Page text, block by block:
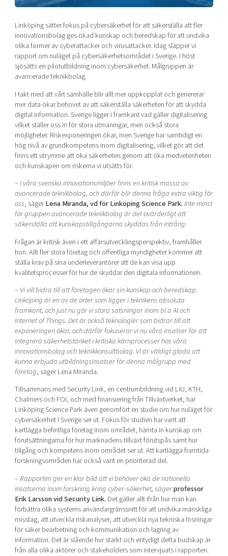
Shaping cities and regions
Bright East
East Sweden Tech Women
Reversed mentorship
Current offers and activities
Talent & skills
Startup & industry collaboration
Offers to boost your business
Funding opportunities
Our community of companies
Projects
Publications
Project toolbox
Our clusters
Reach out to us
Locations
Today's lunch in Mjärdevi
Linköping sätter fokus på cybersäkerhet för att säkerställa att fler
innovationsbolag ges ökad kunskap och beredskap för att undvika
olika former av cyberattacker och virusattacker. Idag släpper vi
rapport om nuläget på cybersäkerhetsområdet i Sverige. I höst
sjösätts en pilotutbildning inom cybersäkerhet. Målgruppen är
avancerade teknikbolag.
I takt med att vårt samhälle blir allt mer uppkopplat och genererar
mer data ökar behovet av att säkerställa säkerheten för att skydda
digital information. Sverige ligger i framkant vad gäller digitalisering
vilket ställer oss in för stora utmaningar, men också stora
möjligheter. Riskexponeringen ökar, men Sverige har samtidigt en
hög nivå av grundkompetens inom digitalisering, vilket gör att det
finns ett utrymme att öka säkerheten genom att öka medvetenheten
och kunskapen om riskerna vi utsätts för.
–I våra svenska innovationsmiljöer finns en kritisk massa av
avancerade teknikbolag, och därför blir denna fråga extra viktig för
oss, sägerLena Miranda, vd för Linköping Science Park.Inte minst
för gruppen avancerade teknikbolag är det ovärderligt att
säkerställa att kunskapstillgångarna skyddas från intrång.
Frågan är kritisk även i ett affärsutvecklingsperspektiv, framhåller
hon. Allt fler stora företag och offentliga myndigheter kommer att
ställa krav på sina underleverantörer att de kan visa upp
kvalitetsprocesser för hur de skyddar den digitala informationen.
–Vi vill bidra till att företagen ökar sin kunskap och beredskap.
Linköping är en av de orter som ligger i teknikens absoluta
framkant, och just nu gör vi stora satsningar inom bl a AI och
Internet of Things. Det är också teknologier som bidrar till att
exponeringen ökar, och därför fokuserar vi nu våra insatser för att
integrera säkerhetstänket i kritiska kärnprocesser hos våra
innovationsbolag och teknikkonsultbolag. Vi är väldigt glada att
kunna erbjuda utbildningsinsatser för denna målgrupp med
företag, säger Lena Miranda.
Tillsammans med Security Link, en centrumbildning vid LiU, KTH,
Chalmers och FOI, och med finansiering från Tillväxtverket, har
Linköping Science Park även genomfört en studie om hur nuläget för
cybersäkerhet i Sverige ser ut. Fokus för studien har varit att
kartlägga befintliga företag inom området, hämta in kunskap om
förutsättningarna för hur marknadens tillväxt förutspås samt hur
tillgång och kompetens inom området ser ut. Att kartlägga framtida
forskningsområden har också varit en prioriterad del.
– Rapporten ger en klar bild att vi behöver öka de nationella
insatserna inom forskning kring cyber-säkerhet, sägerprofessor
Erik Larsson vid Security Link. Det gäller allt ifrån hur man kan
förbättra olika systems användargränssnitt för att undvika mänskliga
misstag, att utveckla riskanalyser, att utveckla nya tekniska lösningar
för säker bearbetning och kommunikation och lagring av
information. Det är slående hur starkt och entydigt detta budskap är
från alla olika aktörer och stakeholders som intervjuats i rapporten.